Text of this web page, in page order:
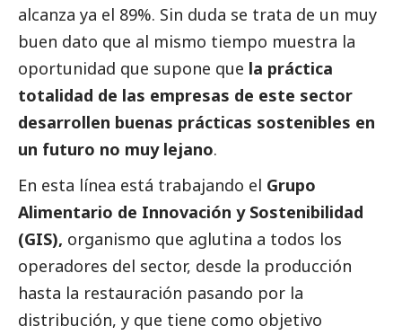
alcanza ya el 89%. Sin duda se trata de un muy
buen dato que al mismo tiempo muestra la
oportunidad que supone que la práctica
totalidad de las empresas de este sector
desarrollen buenas prácticas sostenibles en
un futuro no muy lejano.
En esta línea está trabajando el Grupo
Alimentario de Innovación y Sostenibilidad
(GIS), organismo que aglutina a todos los
operadores del sector, desde la producción
hasta la restauración pasando por la
distribución, y que tiene como objetivo